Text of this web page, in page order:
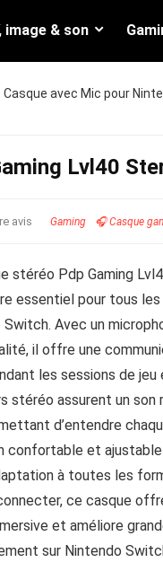
image & son
Casque avec Mic pour
Lvl40
avis Gaming 🎧 Casque
stéréo Pdp Gaming
essentiel pour tous les
Switch. Avec un
il offre une
les sessions de jeu
stéréo assurent un son
d’entendre
confortable et
à toutes les
ce casque
et améliore
sur Nintendo